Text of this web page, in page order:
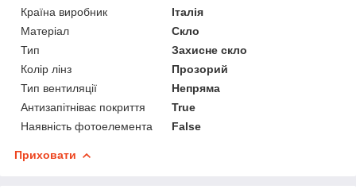
Країна виробник
Італія
Матеріал
Скло
Тип
Захисне скло
Колір лінз
Прозорий
Тип вентиляції
Непряма
Антизапітніває покриття
True
Наявність фотоелемента
False
Приховати